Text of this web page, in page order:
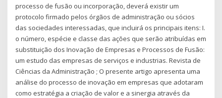
processo de fusão ou incorporação, deverá existir um
protocolo firmado pelos órgãos de administração ou sócios
das sociedades interessadas, que incluirá os principais itens: I.
o número, espécie e classe das ações que serão atribuídas em
substituição dos Inovação de Empresas e Processos de Fusão:
um estudo das empresas de serviços e industrias. Revista de
Ciências da Administração ; O presente artigo apresenta uma
análise do processo de inovação em empresas que adotaram
como estratégia a criação de valor e a sinergia através da